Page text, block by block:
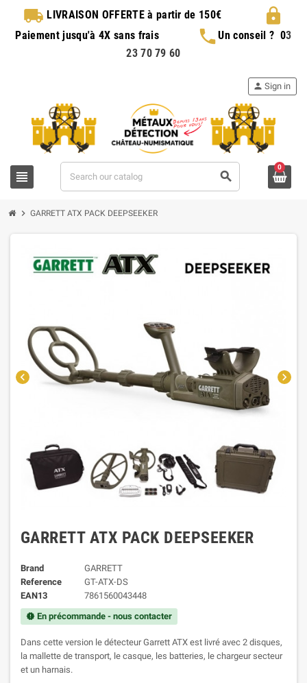
local_shipping LIVRAISON OFFERTEà partir de 150€ lock
Paiement jusqu'à 4X sans frais phoneUn conseil ? 03
23 70 79 60
view_headline search
person Sign in
0
chevron_right GARRETT ATX PACK DEEPSEEKER
chevron_left chevron_right
GARRETT ATX PACK DEEPSEEKER
Brand
GARRETT
Reference
GT-ATX-DS
EAN13
7861560043448
new_releases En précommande - nous contacter
Dans cette version le détecteur Garrett ATX est livré avec 2 disques,
la mallette de transport, le casque, les batteries, le chargeur secteur
et un harnais.